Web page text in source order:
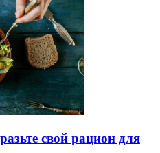
свой рацион для